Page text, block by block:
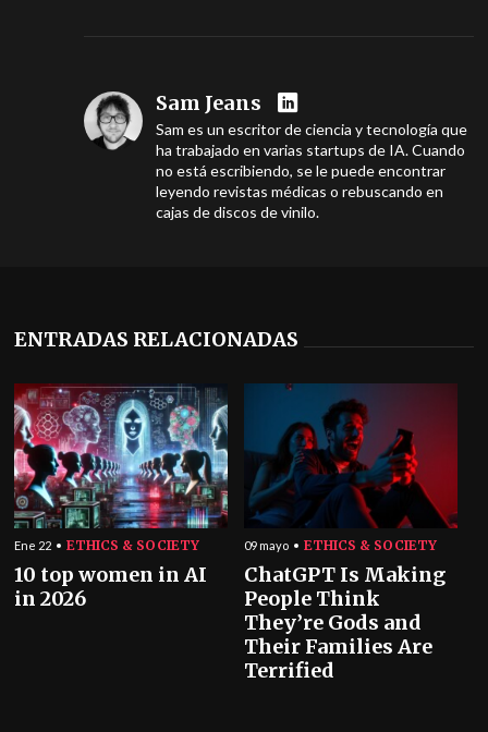
Sam Jeans
Sam es un escritor de ciencia y tecnología que
ha trabajado en varias startups de IA. Cuando
no está escribiendo, se le puede encontrar
leyendo revistas médicas o rebuscando en
cajas de discos de vinilo.
ENTRADAS RELACIONADAS
Ene 22 ETHICS & SOCIETY
10 top women in AI
in 2026
09 mayo ETHICS & SOCIETY
ChatGPT Is Making
People Think
They’re Gods and
Their Families Are
Terrified